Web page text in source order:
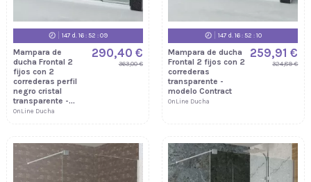
147 d. 16:52 :09
Mampara de
ducha Frontal 2
fijos con 2
correderas perfil
negro cristal
transparente -...
OnLine Ducha
290,40 €
363,00 €
147d. 16:52:09
Mampara de ducha
Frontal 2 fijos con 2
correderas
transparente -
modelo Contract
OnLine Ducha
259,91 €
324,89 €